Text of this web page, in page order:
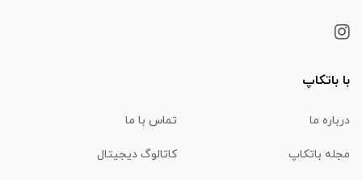
با باتکاپ
درباره ما تماس با ما
مجله باتکاپ کاتالوگ دیجیتال